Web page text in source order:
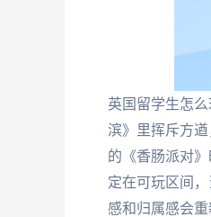
英国留学生怎
滨》里挥斥方
的《香肠派对
定在可玩区间
感和归属感会